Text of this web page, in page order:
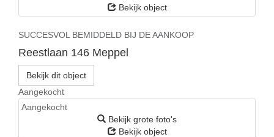
Bekijk object
SUCCESVOL BEMIDDELD BIJ DE AANKOOP
Reestlaan 146 Meppel
Bekijk dit object
Aangekocht
Aangekocht
Bekijk grote foto's
Bekijk object